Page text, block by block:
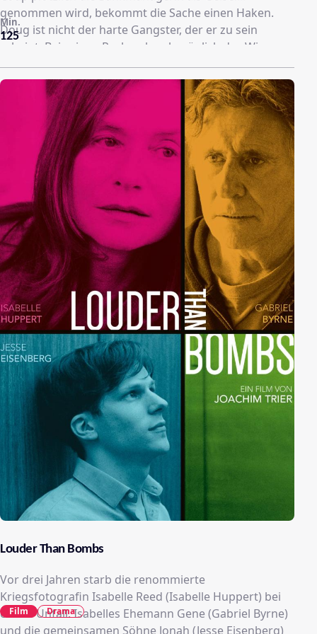
genommen wird, bekommt die Sache einen Haken.
Doug ist nicht der harte Gangster, der er zu sein
scheint. Bei seinen Recherchen bezüglich des Wissens
der Geisel verliebt er sich in sie und möchte plötzlich
aus dem Geschäft aussteigen. Doch so einfach ist das
125
Min.
Louder Than Bombs
Vor drei Jahren starb die renommierte
Kriegsfotografin Isabelle Reed (Isabelle Huppert) bei
einem Unfall. Isabelles Ehemann Gene (Gabriel Byrne)
und die gemeinsamen Söhne Jonah (Jesse Eisenberg)
Film Drama